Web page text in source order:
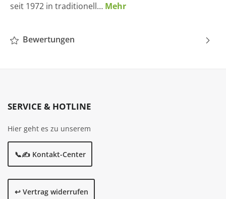
seit 1972 in traditionell… Mehr
Bewertungen
SERVICE & HOTLINE
Hier geht es zu unserem
📞✍️ Kontakt-Center
↩️ Vertrag widerrufen